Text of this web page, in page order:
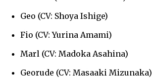
Geo (CV: Shoya Ishige)
Fio (CV: Yurina Amami)
Marl (CV: Madoka Asahina)
Georude (CV: Masaaki Mizunaka)